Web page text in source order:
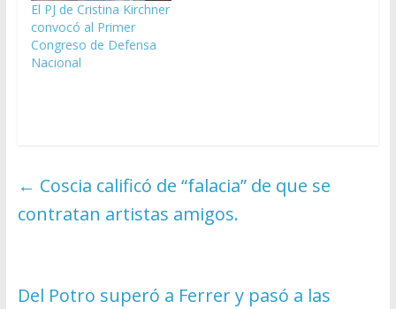
El PJ de Cristina Kirchner
convocó al Primer
Congreso de Defensa
Nacional
← Coscia calificó de “falacia” de que se
contratan artistas amigos.
Del Potro superó a Ferrer y pasó a las